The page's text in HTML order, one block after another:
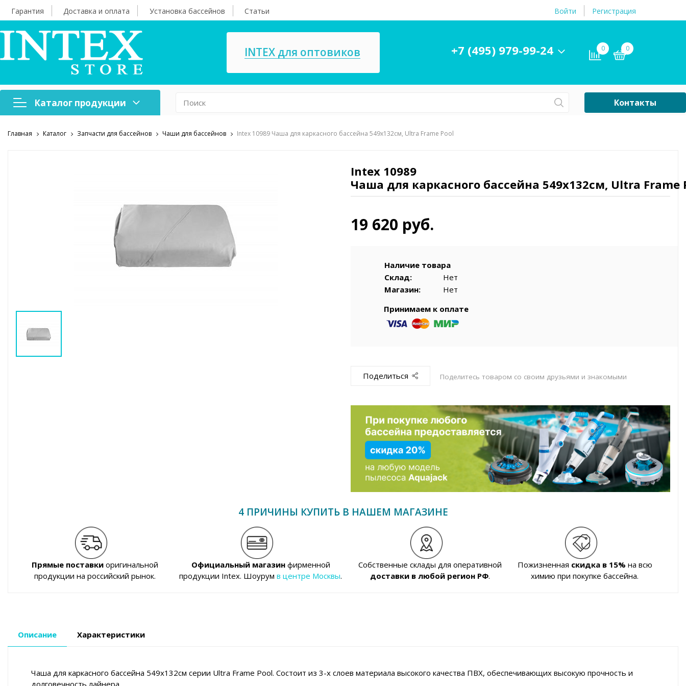
Гарантия Доставка и оплата Установка бассейнов Статьи Войти Регистрация
INTEX для оптовиков +7 (495) 979-99-24 0 0
Каталог продукции
Надувная мебель Насосы, ремкомплекты СПА
игрушки
Запчасти для бассейнов
Воздушные насосы Ремкомплекты Уцененный Товар
Контакты
Главная Каталог Запчасти для бассейнов Чаши для бассейнов Intex 10989 Чаша для каркасного бассейна 549х132см, Ultra Frame Pool
Intex 10989
Чаша для каркасного бассейна 549х132см, Ultra Frame
19 620 руб.
Наличие товара
Склад:
Нет
Магазин:
Нет
Принимаем к оплате
Поделиться Поделитесь товаром со своим друзьями и знакомыми
4 ПРИЧИНЫ КУПИТЬ В НАШЕМ МАГАЗИНЕ
Прямые поставкиоригинальной
продукции на российский рынок.
Официальный магазинфирменной
продукции Intex. Шоурумв центре Москвы.
Собственные склады для оперативной
доставки в любой регион РФ.
Пожизненная скидка в 15% на всю
химию при покупке бассейна.
Описание Характеристики
Чаша для каркасного бассейна 549х132см серии Ultra Frame Pool. Состоит из 3-х слоев материала высокого качества ПВХ, обеспечивающих высокую прочность и